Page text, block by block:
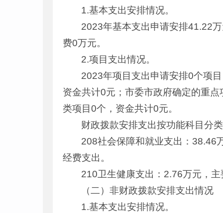
1.基本支出安排情况。
2023年基本支出申请安排41.22
费0万元。
2.项目支出情况。
2023年项目支出申请安排0个项
资金共计0元；市委市政府确定的重
类项目0个，资金共计0元。
财政拨款安排支出按功能科目分
208社会保障和就业支出：38.46
经费支出。
210卫生健康支出：2.76万元，
（二）非财政拨款安排支出情况
1.基本支出安排情况。